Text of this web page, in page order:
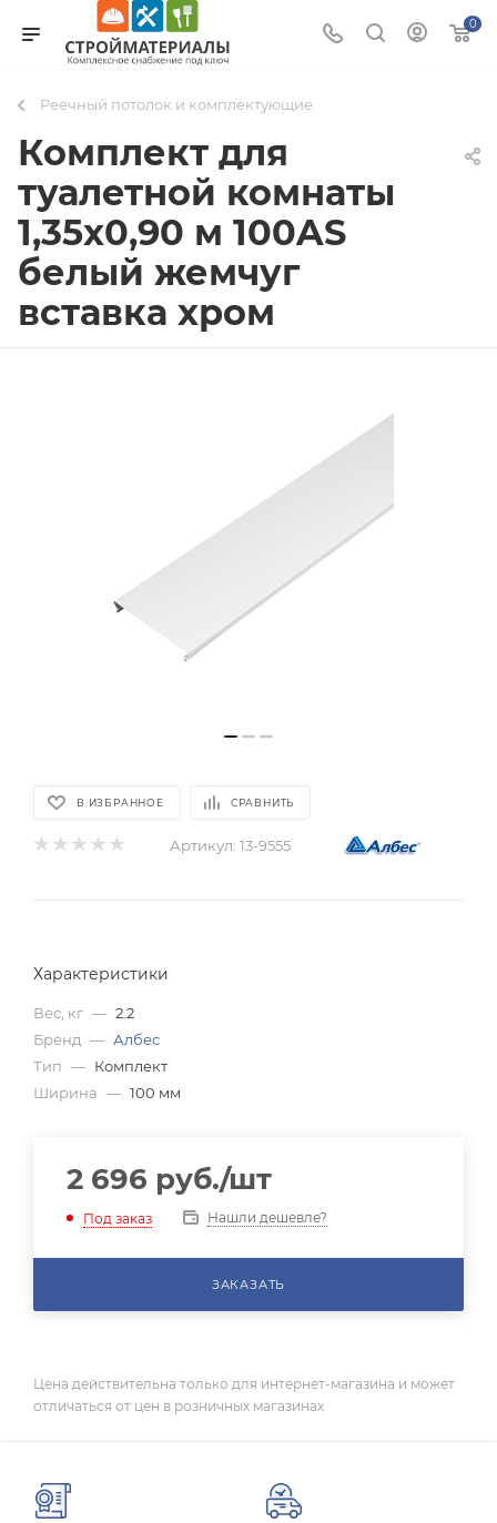
0
Реечный потолок и комплектующие
Комплект для
туалетной комнаты
1,35х0,90 м 100AS
белый жемчуг
вставка хром
В ИЗБРАННОЕ СРАВНИТЬ
Артикул: 13-9555
Характеристики
Вес, кг — 2.2
Бренд — Албес
Тип — Комплект
Ширина — 100 мм
2 696 руб./шт
Под заказ Нашли дешевле?
ЗАКАЗАТЬ
Цена действительна только для интернет-магазина и может
отличаться от цен в розничных магазинах